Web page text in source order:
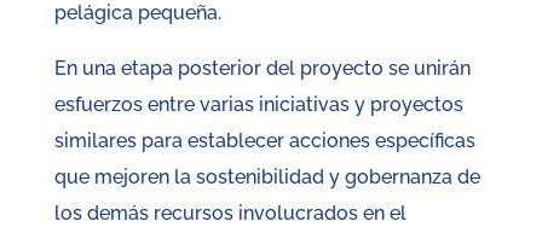
pelágica pequeña.
En una etapa posterior del proyecto se unirán
esfuerzos entre varias iniciativas y proyectos
similares para establecer acciones específicas
que mejoren la sostenibilidad y gobernanza de
los demás recursos involucrados en el